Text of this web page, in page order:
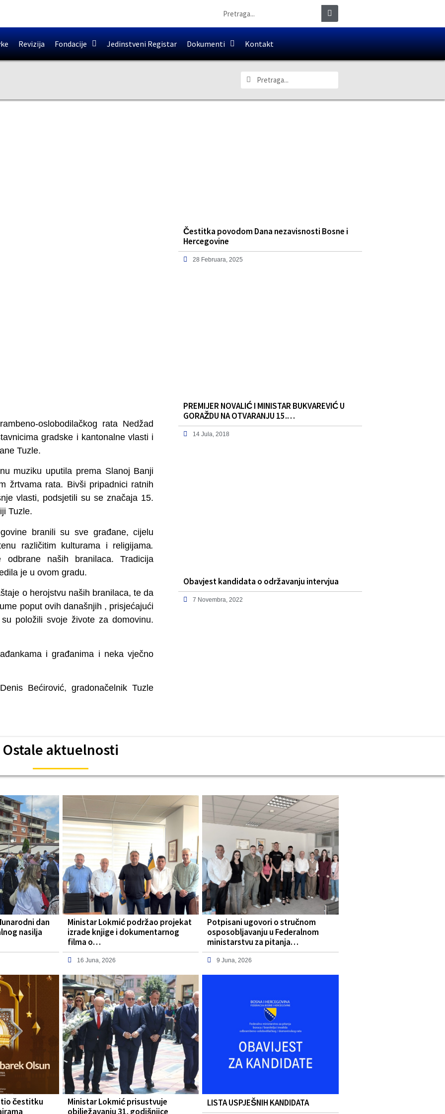
Revizija Fondacije Jedinstveni Registar Dokumenti Kontakt
oslobodilačkog rata Nedžad
gradske i kantonalne vlasti i
Tuzle.
muziku uputila prema Slanoj Banji
žrtvama rata. Bivši pripadnici ratnih
vlasti, podsjetili su se značaja 15.
Tuzle.
branili su sve građane, cijelu
različitim kulturama i religijama.
naših branilaca. Tradicija
je u ovom gradu.
o herojstvu naših branilaca, te da
poput ovih današnjih , prisjećajući
položili svoje živote za domovinu.
i građanima i neka vječno
Bećirović, gradonačelnik Tuzle
Čestitka povodom Dana nezavisnosti Bosne i
Hercegovine
28 Februara, 2025
PREMIJER NOVALIĆ I MINISTAR BUKVAREVIĆ U
GORAŽDU NA OTVARANJU 15.…
14 Jula, 2018
Obavjest kandidata o održavanju intervjua
7 Novembra, 2022
Ostale aktuelnosti
dan
nasilja
Ministar Lokmić podržao projekat
izrade knjige i dokumentarnog
filma o…
16 Juna, 2026
Potpisani ugovori o stručnom
osposobljavanju u Federalnom
ministarstvu za pitanja…
9 Juna, 2026
čestitku
Ministar Lokmić prisustvuje
obilježavanju 31. godišnjice
LISTA USPJEŠNIH KANDIDATA